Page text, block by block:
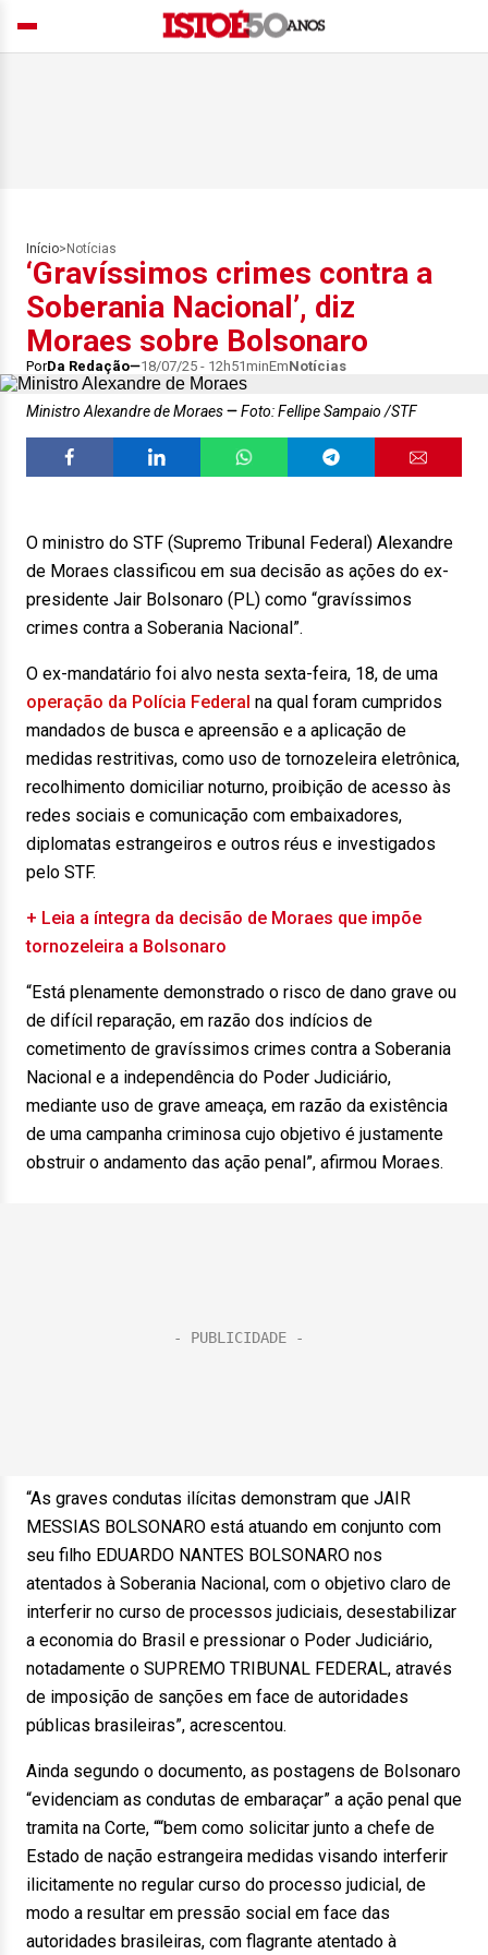
Início> Notícias
‘Gravíssimos crimes contra a
Soberania Nacional’, diz
Moraes sobre Bolsonaro
PorDa Redação 18/07/25 - 12h51minEmNotícias
Ministro Alexandre de Moraes Foto: Fellipe Sampaio /STF
O ministro do STF (Supremo Tribunal Federal) Alexandre
de Moraes classificou em sua decisão as ações do ex-
presidente Jair Bolsonaro (PL) como “gravíssimos
crimes contra a Soberania Nacional”.
O ex-mandatário foi alvo nesta sexta-feira, 18, de uma
operação da Polícia Federal na qual foram cumpridos
mandados de busca e apreensão e a aplicação de
medidas restritivas, como uso de tornozeleira eletrônica,
recolhimento domiciliar noturno, proibição de acesso às
redes sociais e comunicação com embaixadores,
diplomatas estrangeiros e outros réus e investigados
pelo STF.
+ Leia a íntegra da decisão de Moraes que impõe
tornozeleira a Bolsonaro
“Está plenamente demonstrado o risco de dano grave ou
de difícil reparação, em razão dos indícios de
cometimento de gravíssimos crimes contra a Soberania
Nacional e a independência do Poder Judiciário,
mediante uso de grave ameaça, em razão da existência
de uma campanha criminosa cujo objetivo é justamente
obstruir o andamento das ação penal”, afirmou Moraes.
“As graves condutas ilícitas demonstram que JAIR
MESSIAS BOLSONARO está atuando em conjunto com
seu filho EDUARDO NANTES BOLSONARO nos
atentados à Soberania Nacional, com o objetivo claro de
interferir no curso de processos judiciais, desestabilizar
a economia do Brasil e pressionar o Poder Judiciário,
notadamente o SUPREMO TRIBUNAL FEDERAL, através
de imposição de sanções em face de autoridades
públicas brasileiras”, acrescentou.
Ainda segundo o documento, as postagens de Bolsonaro
“evidenciam as condutas de embaraçar” a ação penal que
tramita na Corte, ““bem como solicitar junto a chefe de
Estado de nação estrangeira medidas visando interferir
ilicitamente no regular curso do processo judicial, de
modo a resultar em pressão social em face das
autoridades brasileiras, com flagrante atentado à